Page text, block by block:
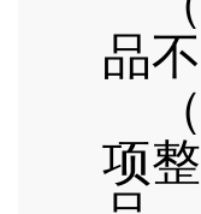
品
项